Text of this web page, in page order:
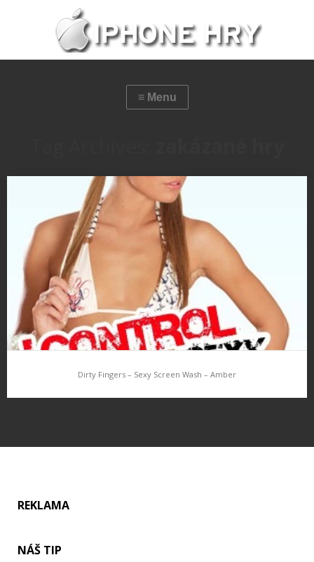
Dirty Fingers – Sexy Screen Wash – Amber
REKLAMA
NÁŠ TIP